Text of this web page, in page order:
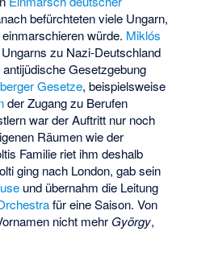
befürchteten viele Ungarn,
würde. Miklós
zu Nazi-Deutschland
Gesetzgebung
Gesetze, beispielsweise
der Zugang zu Berufen
war der Auftritt nur noch
Räumen wie der
Familie riet ihm deshalb
ging nach London, gab sein
und übernahm die Leitung
für eine Saison. Von
nicht mehr György,